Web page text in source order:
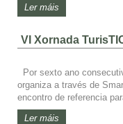
Ler máis
VI Xornada
Por sexto ano
organiza a través de
encontro de referencia
Ler máis